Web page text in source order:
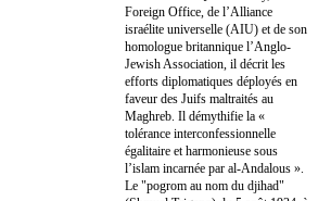
Foreign Office, de l’Alliance
israélite universelle (AIU) et de son
homologue britannique l’Anglo-
Jewish Association, il décrit les
efforts diplomatiques déployés en
faveur des Juifs maltraités au
Maghreb. Il démythifie la «
tolérance interconfessionnelle
égalitaire et harmonieuse sous
l’islam incarnée par al-Andalous ».
Le "pogrom au nom du djihad"